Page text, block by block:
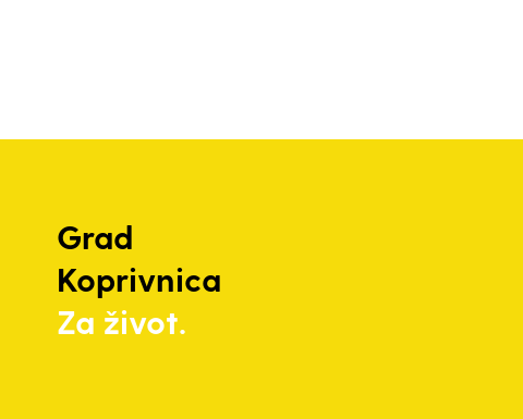
Grad
Koprivnica
Za život.